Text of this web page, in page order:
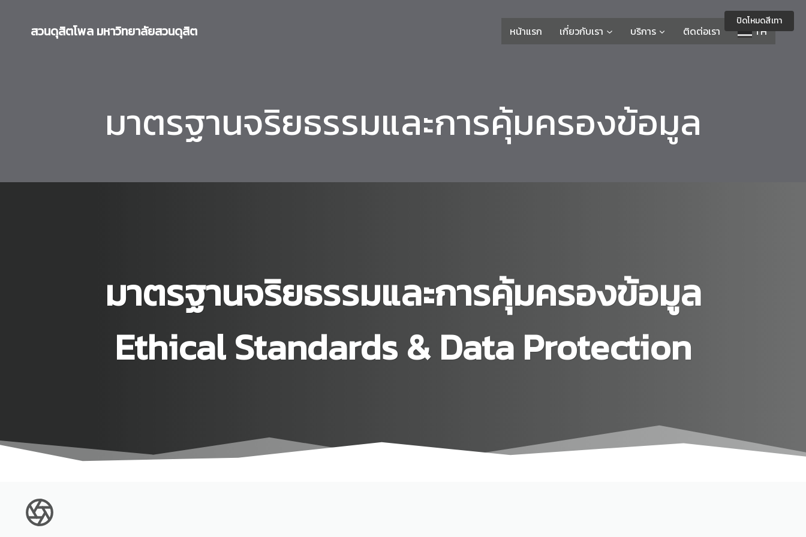
contentสวนดุสิตโพล มหาวิทยาลัยสวนดุสิต หน้าแรก เกี่ยวกับเรา บริการ ติดต่อเรา TH
มาตรฐานจริยธรรมและการคุ้มครองข้อมูล
มาตรฐานจริยธรรมและการคุ้มครองข้อมูล
Ethical Standards & Data Protection
ปิดโหมดสีเทา